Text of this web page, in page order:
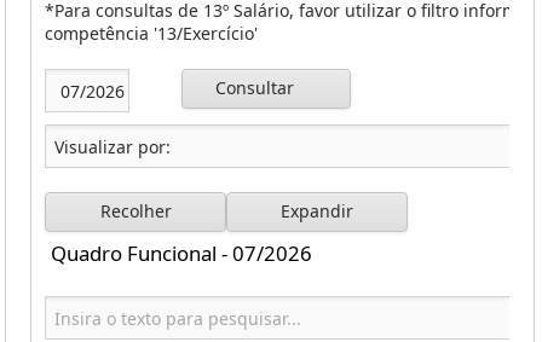
*Para consultas de 13º Salário, favor utilizar o filtro
competência '13/Exercício'
Consultar
Recolher Expandir
Quadro Funcional - 07/2026